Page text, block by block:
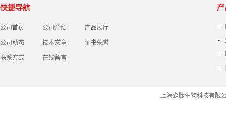
快捷导航
公司首页 公司介绍 产品展厅
公司动态 技术文章 证书荣誉
联系方式 在线留言
上海森肽生物科技有限